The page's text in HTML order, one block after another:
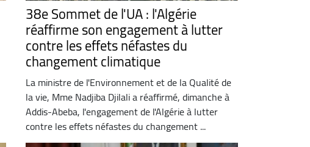
38e Sommet de l'UA : l'Algérie
réaffirme son engagement à lutter
contre les effets néfastes du
changement climatique
La ministre de l'Environnement et de la Qualité de
la vie, Mme Nadjiba Djilali a réaffirmé, dimanche à
Addis-Abeba, l'engagement de l'Algérie à lutter
contre les effets néfastes du changement ...